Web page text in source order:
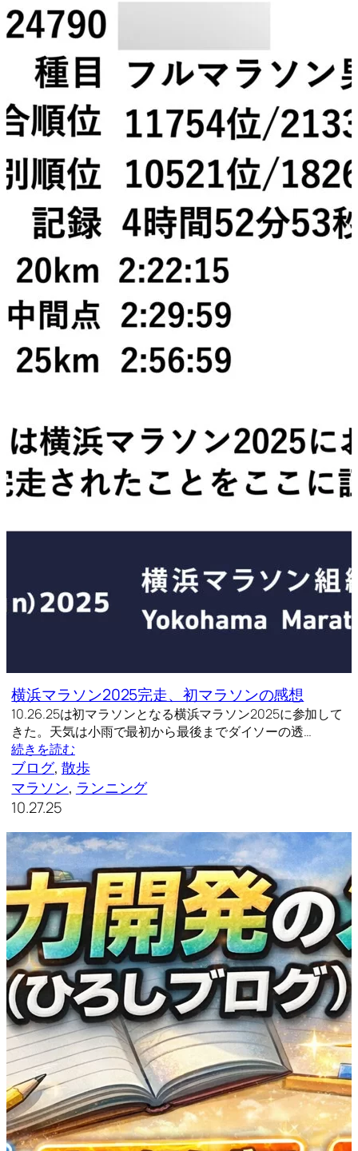
横浜マラソン2025完走、初マラソンの感想
10.26.25は初マラソンとなる横浜マラソン2025に参加して
きた。天気は小雨で最初から最後までダイソーの透…
続きを読む
ブログ, 散歩
マラソン, ランニング
10.27.25